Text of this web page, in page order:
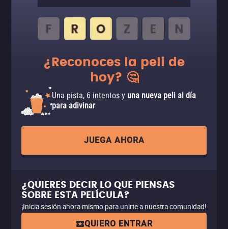
¿Reconoces la peli de
hoy? 🤔
Una pista, 6 intentos y una nueva peli al día
para adivinar
JUEGA AHORA
¿QUIERES DECIR LO QUE PIENSAS
SOBRE ESTA PELÍCULA?
¡Inicia sesión ahora mismo para unirte a nuestra comunidad!
QUIERO ENTRAR